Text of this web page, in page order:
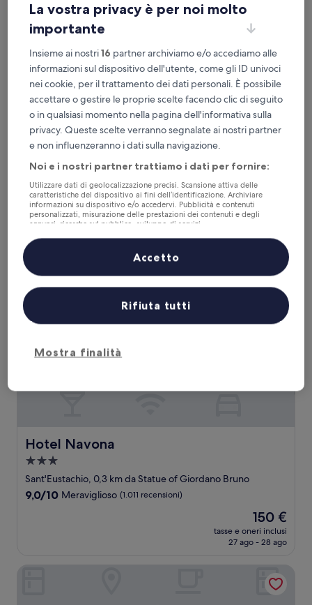
Hotel Smeraldo
Hotel Smeraldo
Struttura
3.0
stelle
Sant'Eustachio, 0,2 km da Statue of Giordano Bruno
9.6
su
10,
Eccezionale,
(1.009
recensioni)
9,6/10 Eccezionale (1.009 recensioni)
Il
attuale
166 €
tasse e oneri inclusi
9 ago - 10 ago
Hotel Navona
Hotel Navona
Struttura
a
3.0
Sant'Eustachio, 0,3 km da Statue of Giordano Bruno
9.0
9,0/10 Meraviglioso (1.011 recensioni)
Il
prezzo
attuale
150 €
150 €
tasse e oneri inclusi
27 ago - 28 ago
Hotel Navona
La vostra privacy è per noi molto
importante
Insieme ai nostri16 partner archiviamo e/o accediamo alle
informazioni sul dispositivo dell'utente, come gli ID univoci
nei cookie, per il trattamento dei dati personali. È possibile
accettare o gestire le proprie scelte facendo clic di seguito
o in qualsiasi momento nella pagina dell'informativa sulla
privacy. Queste scelte verranno segnalate ai nostri partner
e non influenzeranno i dati sulla navigazione.
Noi e i nostri partner trattiamo i dati per fornire:
Utilizzare dati di geolocalizzazione precisi. Scansione attiva delle
caratteristiche del dispositivo ai fini dell’identificazione. Archiviare
informazioni su dispositivo e/o accedervi. Pubblicità e contenuti
personalizzati, misurazione delle prestazioni dei contenuti e degli
annunci, ricerche sul pubblico, sviluppo di servizi.
Elenco dei partner (fornitori)
Mostra finalità
Rifiuta tutti
Accetto